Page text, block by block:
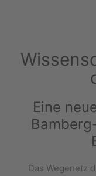
Eine
Das Wegenetz